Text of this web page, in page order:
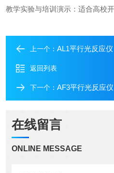
教学实验与培训演示：适合高校
上一个： AL1平行光反应仪
返回列表
下一个： AF3平行光反应仪
在线留言
ONLINE MESSAGE